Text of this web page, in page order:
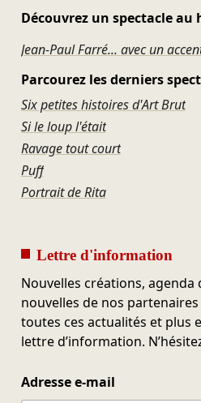
Découvrez un spectacle au
Jean-Paul Farré... avec un
Parcourez les derniers
Six petites histoires d'Art Brut
Si le loup l'était
Ravage tout court
Puff
Portrait de Rita
Lettre d'information
Nouvelles créations, agenda
nouvelles de nos
toutes ces actualités et plus
lettre d’information.
Adresse e-mail